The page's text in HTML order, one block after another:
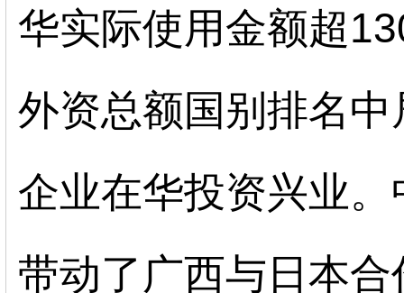
华实际使用金额超
外资总额国别排名
企业在华投资兴业
带动了广西与日本